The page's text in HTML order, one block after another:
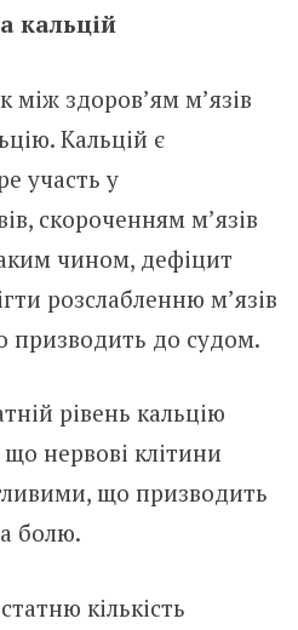
кальцій
між здоров’ям м’язів
Кальцій є
участь у
скороченням м’язів
чином, дефіцит
розслабленню м’язів
призводить до судом.
рівень кальцію
нервові клітини
що призводить
болю.
кількість